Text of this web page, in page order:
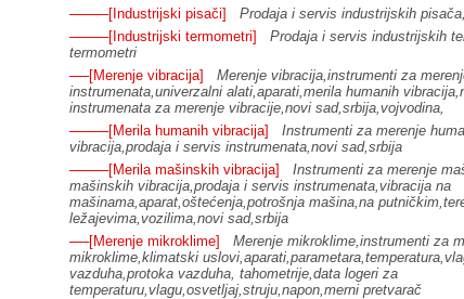
────[Industrijski pisači]
Prodaja i servis industrijskih
────[Industrijski termometri]
Prodaja i servis industrijskih
termometri
──[Merenje vibracija]
Merenje vibracija,instrumenti za
instrumenata,univerzalni alati,aparati,merila humanih
instrumenata za merenje vibracije,novi sad,srbija,vojvodina,
────[Merila humanih vibracija]
Instrumenti za merenje
vibracija,prodaja i servis instrumenata,novi sad,srbija
────[Merila mašinskih vibracija]
Instrumenti za merenje
mašinskih vibracija,prodaja i servis instrumenata,vibracija na
mašinama,aparat,oštećenja,potrošnja mašina,na
ležajevima,vozilima,novi sad,srbija
──[Merenje mikroklime]
Merenje mikroklime,instrumenti za
mikroklime,klimatski
vazduha,protoka vazduha, tahometrije,data logeri za
temperaturu,vlagu,osvetljaj,struju,napon,merni pretvarač